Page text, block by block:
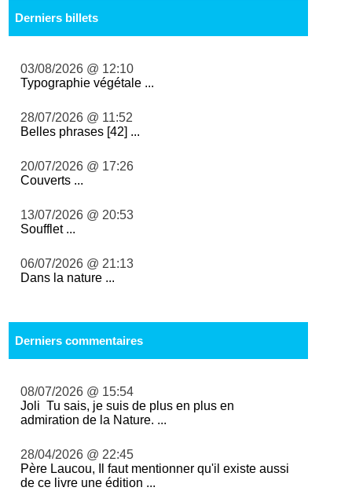
Derniers billets
03/08/2026 @ 12:10
Typographie végétale ...
28/07/2026 @ 11:52
Belles phrases [42] ...
20/07/2026 @ 17:26
Couverts ...
13/07/2026 @ 20:53
Soufflet ...
06/07/2026 @ 21:13
Dans la nature ...
Derniers commentaires
08/07/2026 @ 15:54
Joli Tu sais, je suis de plus en plus en
admiration de la Nature. ...
28/04/2026 @ 22:45
Père Laucou, Il faut mentionner qu'il existe aussi
de ce livre une édition ...